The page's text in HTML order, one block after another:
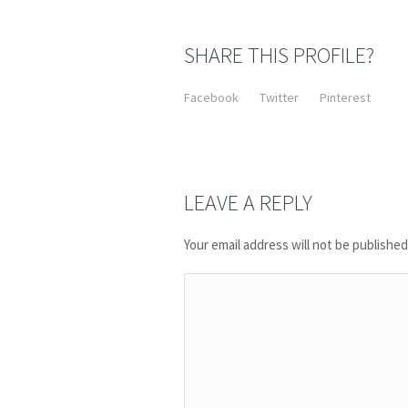
SHARE THIS PROFILE?
Facebook Twitter Pinterest
LEAVE A REPLY
Your email address will not be